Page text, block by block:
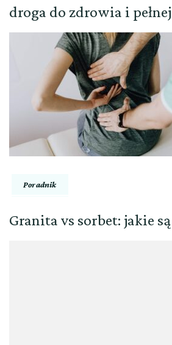
droga do zdrowia i
Poradnik
Granita vs sorbet: jakie